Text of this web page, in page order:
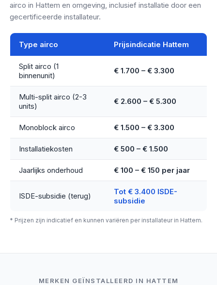
airco in Hattem en omgeving, inclusief installatie door een
gecertificeerde installateur.
Type airco Prijsindicatie Hattem
Split airco (1
binnenunit)
€ 1.700 – € 3.300
Multi-split airco (2-3
units)
€ 2.600 – € 5.300
Monoblock airco € 1.500 – € 3.300
Installatiekosten € 500 – € 1.500
Jaarlijks onderhoud € 100 – € 150 per jaar
ISDE-subsidie (terug)
Tot € 3.400 ISDE-
subsidie
* Prijzen zijn indicatief en kunnen variëren per installateur in Hattem.
MERKEN GEÏNSTALLEERD IN HATTEM